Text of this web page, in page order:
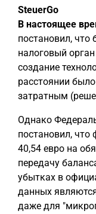
SteuerGo
В настоящее
постановил,
налоговый
создание
расстоянии
затратным
Однако
постановил,
40,54 евро на
передачу
убытках в
данных
даже для